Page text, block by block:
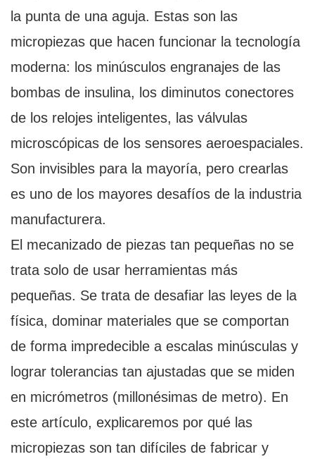
la punta de una aguja. Estas son las
micropiezas que hacen funcionar la tecnología
moderna: los minúsculos engranajes de las
bombas de insulina, los diminutos conectores
de los relojes inteligentes, las válvulas
microscópicas de los sensores aeroespaciales.
Son invisibles para la mayoría, pero crearlas
es uno de los mayores desafíos de la industria
manufacturera.
El mecanizado de piezas tan pequeñas no se
trata solo de usar herramientas más
pequeñas. Se trata de desafiar las leyes de la
física, dominar materiales que se comportan
de forma impredecible a escalas minúsculas y
lograr tolerancias tan ajustadas que se miden
en micrómetros (millonésimas de metro). En
este artículo, explicaremos por qué las
micropiezas son tan difíciles de fabricar y